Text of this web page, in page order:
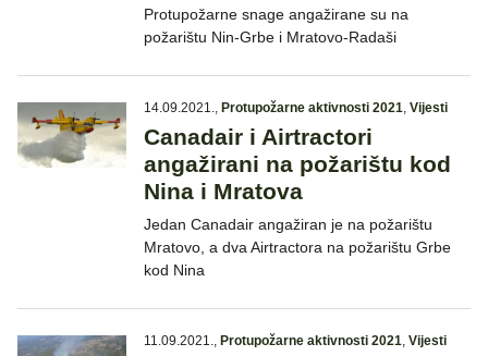
Protupožarne snage angažirane su na
požarištu Nin-Grbe i Mratovo-Radaši
14.09.2021., Protupožarne aktivnosti 2021, Vijesti
Canadair i Airtractori
angažirani na požarištu kod
Nina i Mratova
Jedan Canadair angažiran je na požarištu
Mratovo, a dva Airtractora na požarištu Grbe
kod Nina
11.09.2021., Protupožarne aktivnosti 2021, Vijesti